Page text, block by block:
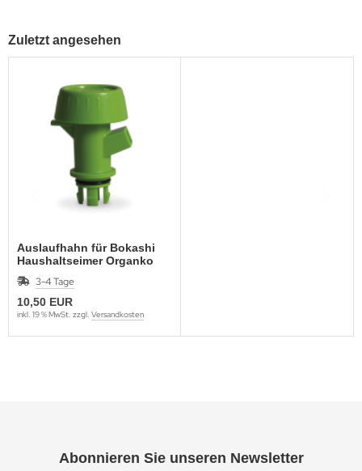
Zuletzt angesehen
Auslaufhahn für Bokashi
Haushaltseimer Organko
3-4 Tage
10,50 EUR
inkl. 19 % MwSt. zzgl. Versandkosten
Abonnieren Sie unseren Newsletter